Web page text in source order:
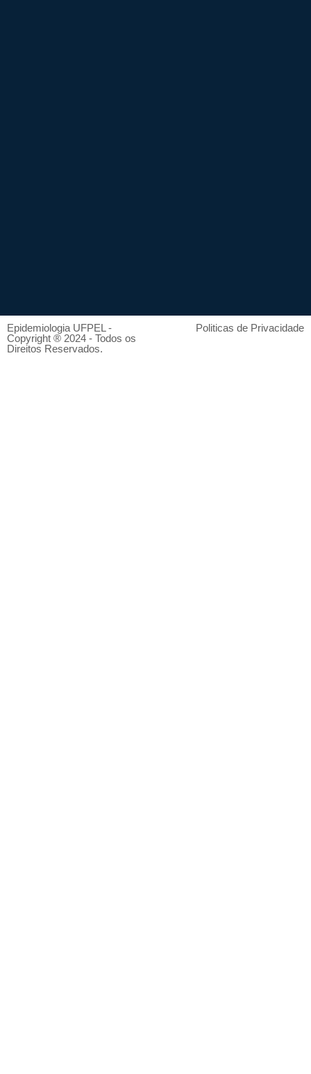
Epidemiologia UFPEL -
Copyright ® 2024 - Todos os
Direitos Reservados.
Politicas de Privacidade